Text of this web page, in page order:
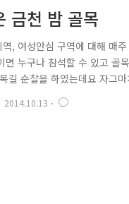
금천 밤 골목
, 여성안심 구역에 대해 매
면 누구나 참석할 수 있고 골
길 순찰을 하였는데요 자그
파출소에 모두 모여 오늘
가산동 주민안심 길을 따라
2014.10.13